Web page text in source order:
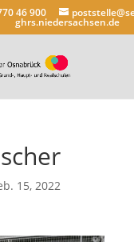
46 900
ghrs.niedersachsen.de
15, 2022